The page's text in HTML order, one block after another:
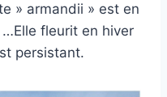
» armandii » est en
fleurit en hiver
persistant.